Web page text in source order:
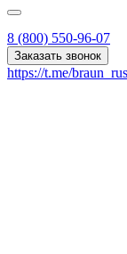
8 (800) 550-96-07
Заказать звонок
https://t.me/